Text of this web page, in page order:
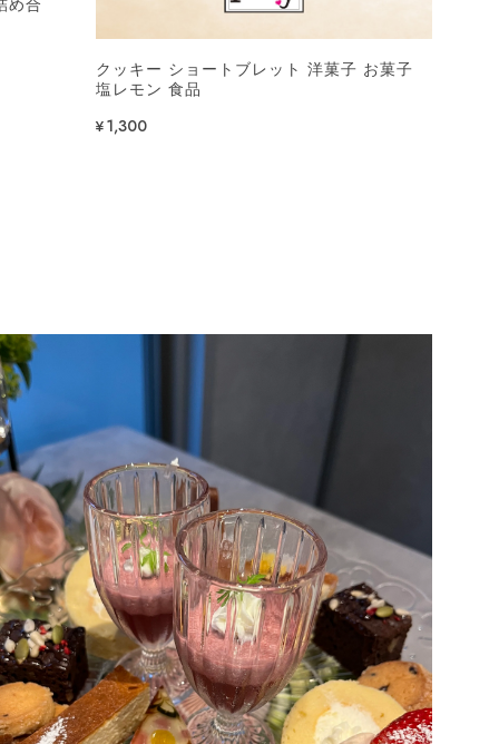
め合
クッキー ショートブレット 洋菓子 お菓子
塩レモン 食品
¥1,300